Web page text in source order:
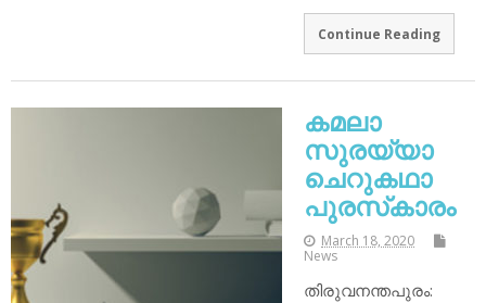
Continue Reading
കമലാ
സുരയ്യാ
ചെറുകഥാ
പുരസ്‌കാരം
March 18, 2020
News
തിരുവനന്തപുരം: